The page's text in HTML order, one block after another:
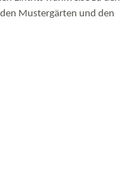
Mustergärten und den